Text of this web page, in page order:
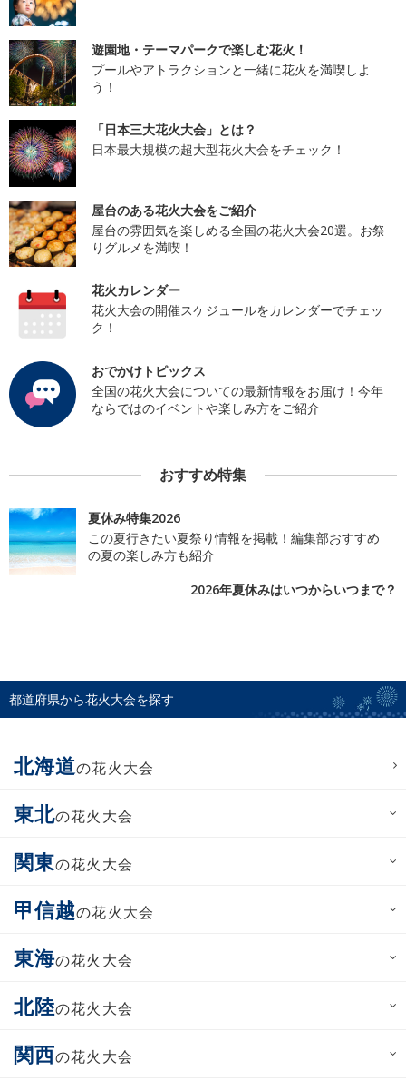
遊園地・テーマパークで楽しむ花火！
プールやアトラクションと一緒に花火を満喫しよ
う！
「日本三大花火大会」とは？
日本最大規模の超大型花火大会をチェック！
屋台のある花火大会をご紹介
屋台の雰囲気を楽しめる全国の花火大会20選。お祭
りグルメを満喫！
花火カレンダー
花火大会の開催スケジュールをカレンダーでチェッ
ク！
おでかけトピックス
全国の花火大会についての最新情報をお届け！今年
ならではのイベントや楽しみ方をご紹介
おすすめ特集
夏休み特集2026
この夏行きたい夏祭り情報を掲載！編集部おすすめ
の夏の楽しみ方も紹介
2026年夏休みはいつからいつまで？
都道府県から花火大会を探す
北海道の花火大会
東北の花火大会
関東の花火大会
甲信越の花火大会
東海の花火大会
北陸の花火大会
関西の花火大会